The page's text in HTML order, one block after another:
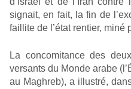
signait, en fait, la fin de
faillite de l’état rentier, miné
La concomitance des
versants du Monde arabe
au Maghreb), a illustré,